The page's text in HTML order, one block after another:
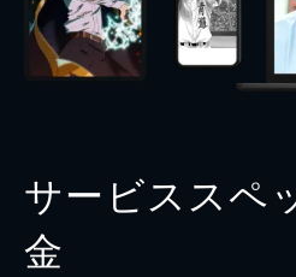
サービススペ
金